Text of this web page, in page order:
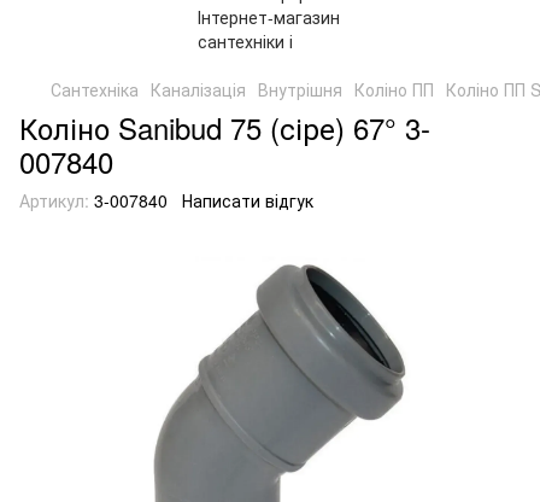
Сантехніка Каналізація Внутрішня Коліно ПП Коліно ПП
Коліно Sanibud 75 (сіре) 67° 3-
007840
Артикул: 3-007840 Написати відгук